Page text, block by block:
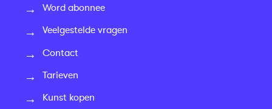
Word abonnee
Veelgestelde vragen
Contact
Tarieven
Kunst kopen